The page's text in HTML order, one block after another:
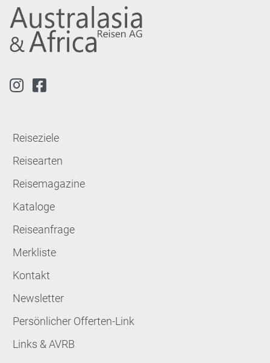
Reiseziele
Reisearten
Reisemagazine
Kataloge
Reiseanfrage
Merkliste
Kontakt
Newsletter
Persönlicher Offerten-Link
Links & AVRB